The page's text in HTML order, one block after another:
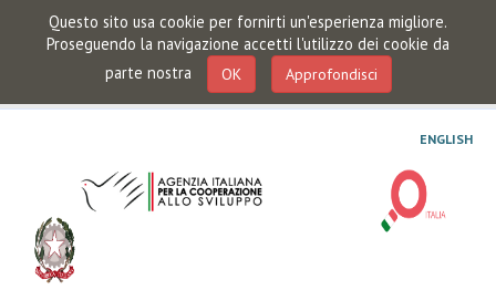
Questo sito usa cookie per fornirti un'esperienza migliore.
Proseguendo la navigazione accetti l'utilizzo dei cookie da
parte nostra
OK Approfondisci
ENGLISH